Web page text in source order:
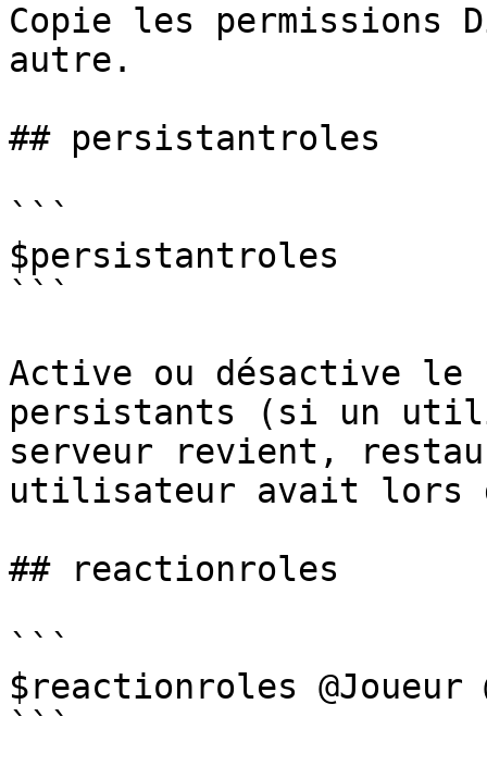
Copie les permissions
autre.
## persistantroles
```
$persistantroles
```
Active ou désactive le
persistants (si un
serveur revient,
utilisateur avait lors
## reactionroles
```
$reactionroles @Joueur
```